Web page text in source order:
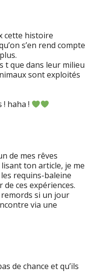
cette histoire
s’en rend compte
t que dans leur milieu
sont exploités
haha !
de mes rêves
ton article, je me
requins-baleine
de ces expériences.
remords si un jour
via une
de chance et qu’ils